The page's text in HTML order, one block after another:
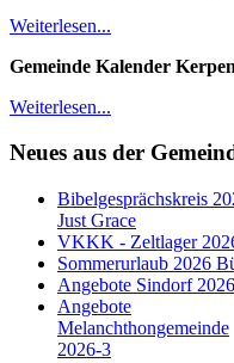
Weiterlesen...
Gemeinde Kalender Kerpen
Weiterlesen...
Neues aus der
Bibelgesprächskreis
Just Grace
VKKK - Zeltlager
Sommerurlaub 2026
Angebote Sindorf
Angebote
Melanchthongemeinde
2026-3